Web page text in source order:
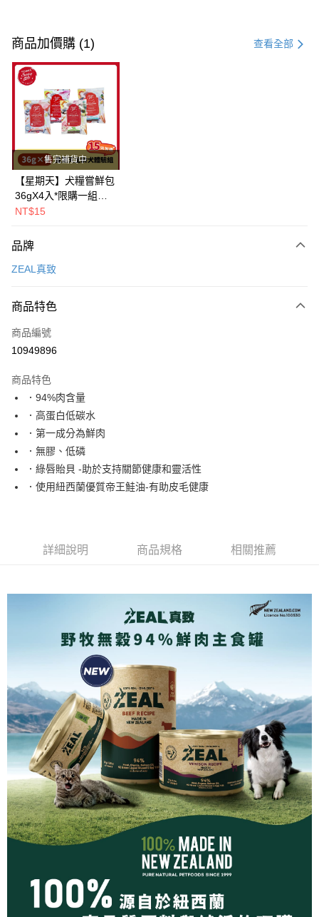
信用卡一次付款
超商取貨付款
LINE Pay
Apple Pay
街口支付
悠遊付
Google Pay
AFTEE先享後付
相關說明
AFTEE先享後付是「在收到商品之後才付款」的支付方式。 讓您購物簡單
便利好安心！
２．便利：只要手機號碼，簡訊認證，即可結帳。
３．安心：先確認商品／服務後，再付款。
【「AFTEE先享後付」結帳流程】
結帳頁面，進行簡訊認證並確認金額後，即可完成結帳。
２．訂單成立數日內，您將收到繳費通知簡訊。
３．收到繳費通知簡訊後14天內，點擊此簡訊中的連結，可透過四大超商／
ATM／網路銀行／等多元方式進行付款，方視為交易完成。
※ 請注意：結帳手續完成當下不需立刻繳費，但若您需要取消訂單，請聯絡
購買商品的店家。未經商家同意取消之訂單仍視為有效，需透過AFTEE先享
※ 交易是否成功請以「AFTEE先享後付 」之結帳頁面顯示為準，若有關於
【注意事項】
１．透過由恩沛科技股份有限公司提供之「AFTEE先享後付」服務完成之交
２．關於個人資料處理事宜，請瀏覽以下網址：
３．未成年的使用者請事先徵得法定代理人或監護人之同意方可使用
「AFTEE先享後付」，若未經同意申辦者引起之損失，本公司不負相關責
４．使用「AFTEE先享後付」時，將依據個別帳號之用戶狀況，依本公司即
時審查核予不同之上限額度；若仍有額度不足之情形，本公司將視審查結果
請求用戶進行身份認證。
５．嚴禁一人註冊多個帳號或使用他人資訊註冊。若發現惡意使用之情形，
恩沛科技股份有限公司將有權停止該用戶之使用額度並採取法律行動。
運送方式
全家取貨付款
每筆NT$80，滿NT$2,000(含以上)免運費
付款後全家取貨
每筆NT$80，滿NT$2,000(含以上)免運費
7-11取貨付款
每筆NT$80，滿NT$2,000(含以上)免運費
付款後7-11取貨
每筆NT$100，滿NT$2,000(含以上)免運費
每筆NT$180
商品加價購 (1) 查看全部
售完補貨中
【星期天】犬糧嘗鮮包
36gX4入*限購一組｜
鱈+鮭+牛+羊（效期
NT$15
品牌
ZEAL真致
商品特色
商品編號
10949896
商品特色
．94%肉含量
．高蛋白低碳水
．第一成分為鮮肉
．無膠、低磷
．綠唇貽貝 -助於支持關節健康和靈活性
．使用紐西蘭優質帝王鮭油-有助皮毛健康
詳細說明 商品規格 相關推薦